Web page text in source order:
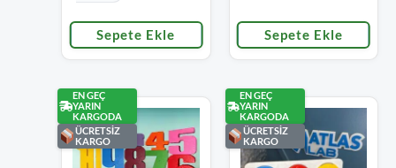
Sepete Ekle Sepete Ekle
EN GEÇ
YARIN
KARGODA
ÜCRETSİZ
KARGO
EN GEÇ
YARIN
KARGODA
ÜCRETSİZ
KARGO